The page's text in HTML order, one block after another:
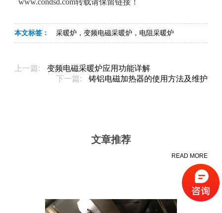
www.condsd.com转载请保留链接！
本文标签： 采暖炉，变频电磁采暖炉，电阻采暖炉
上一篇:
变频电磁采暖炉应用功能详解
下一篇:
铸铝电磁加热器的使用方法及维护
文章推荐
READ MORE